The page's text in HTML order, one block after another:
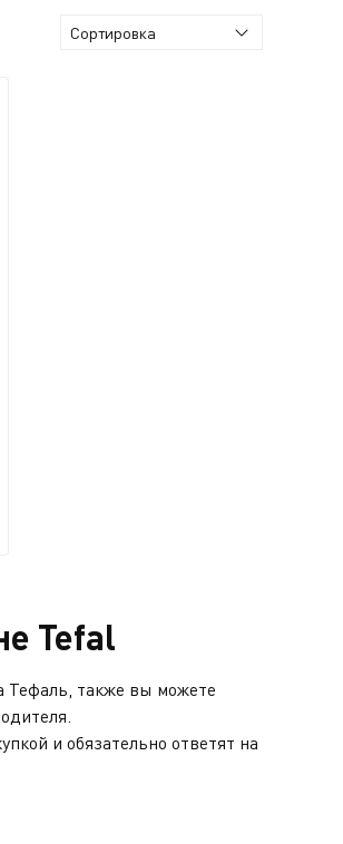
Tefal
Тефаль, также вы можете
и обязательно ответят на